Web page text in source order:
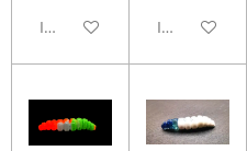
In den WarenkorbIn den